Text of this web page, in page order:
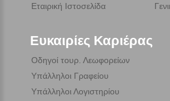
Εταιρική Ιστοσελίδα
Ευκαιρίες Καριέρας
Οδηγοί τουρ. Λεωφορείων
Υπάλληλοι Γραφείου
Υπάλληλοι Λογιστηρίου